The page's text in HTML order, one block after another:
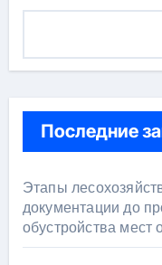
Последние
Этапы
документации до
обустройства мест